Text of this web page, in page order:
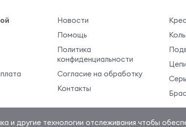
Новости
Помощь
Политика
конфиденциальности
Согласие на обработку
Контакты
Цепи
и другие технологии отслеживания чтобы